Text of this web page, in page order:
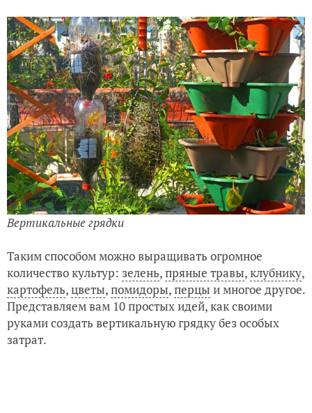
Вертикальные грядки
Таким способом можно выращивать огромное
количество культур: зелень,пряные травы,клубнику,
картофель,цветы,помидоры,перцы и многое другое.
Представляем вам 10 простых идей, как своими
руками создать вертикальную грядку без особых
затрат.